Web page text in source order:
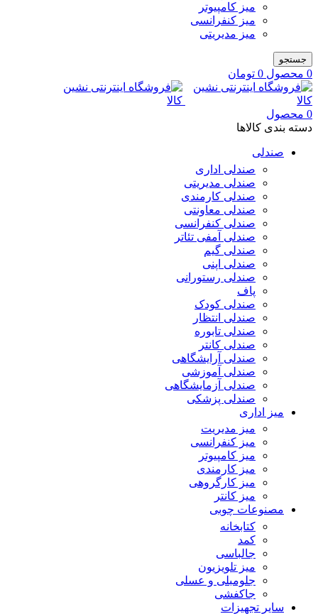
میز کامپیوتر
میز کنفرانسی
میز مدیریتی
جستجو
0 محصول 0 تومان
0 محصول
دسته بندی کالاها
صندلی
صندلی اداری
صندلی مدیریتی
صندلی کارمندی
صندلی معاونتی
صندلی کنفرانسی
صندلی آمفی تئاتر
صندلی گیم
صندلی اپنی
صندلی رستورانی
پاف
صندلی کودک
صندلی انتظار
صندلی تابوره
صندلی کانتر
صندلی آرایشگاهی
صندلی آموزشی
صندلی آزمایشگاهی
صندلی پزشکی
میز اداری
میز مدیریت
میز کنفرانسی
میز کامپیوتر
میز کارمندی
میز کارگروهی
میز کانتر
مصنوعات چوبی
کتابخانه
کمد
جالباسی
میز تلویزیون
جلومبلی و عسلی
جاکفشی
سایر تجهیزات